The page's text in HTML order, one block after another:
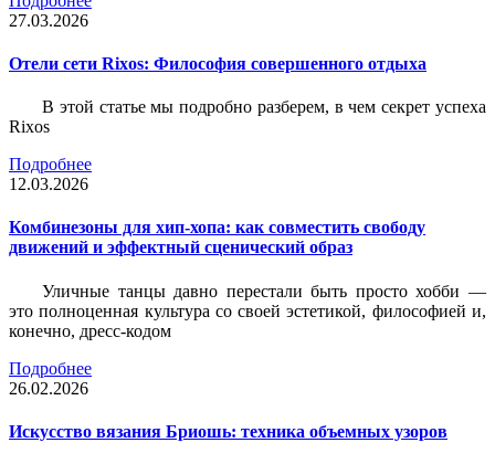
27.03.2026
Отели сети Rixos: Философия совершенного отдыха
В этой статье мы подробно разберем, в чем секрет успеха
Rixos
Подробнее
12.03.2026
Комбинезоны для хип-хопа: как совместить свободу
движений и эффектный сценический образ
Уличные танцы давно перестали быть просто хобби —
это полноценная культура со своей эстетикой, философией и,
конечно, дресс-кодом
Подробнее
26.02.2026
Искусство вязания Бриошь: техника объемных узоров